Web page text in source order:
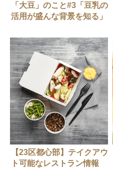
「大豆」のこと#3「豆乳の
活用が盛んな背景を知る」
【23区都心部】テイクアウ
ト可能なレストラン情報